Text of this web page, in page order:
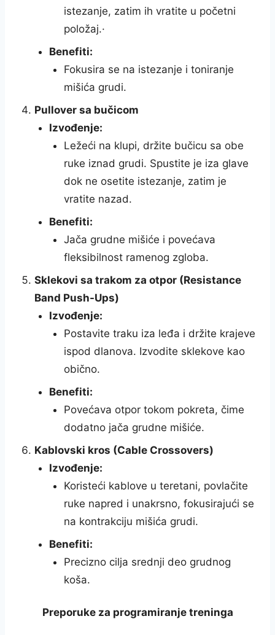
istezanje, zatim ih vratite u početni
položaj.·
Benefiti:
Fokusira se na istezanje i toniranje
mišića grudi.
Pullover sa bučicom
Izvođenje:
Ležeći na klupi, držite bučicu sa obe
ruke iznad grudi. Spustite je iza glave
dok ne osetite istezanje, zatim je
vratite nazad.
Benefiti:
Jača grudne mišiće i povećava
fleksibilnost ramenog zgloba.
Sklekovi sa trakom za otpor (Resistance
Band Push-Ups)
Izvođenje:
Postavite traku iza leđa i držite krajeve
ispod dlanova. Izvodite sklekove kao
obično.
Benefiti:
Povećava otpor tokom pokreta, čime
dodatno jača grudne mišiće.
Kablovski kros (Cable Crossovers)
Izvođenje:
Koristeći kablove u teretani, povlačite
ruke napred i unakrsno, fokusirajući se
na kontrakciju mišića grudi.
Benefiti:
Precizno cilja srednji deo grudnog
koša.
Preporuke za programiranje treninga